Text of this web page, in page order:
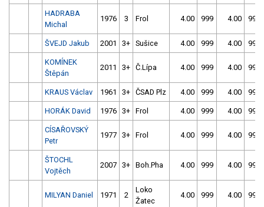
HADRABA
Michal
1976 3 Frol 4.00 999 4.00 999
ŠVEJD Jakub 2001 3+ Sušice 4.00 999 4.00 999
KOMÍNEK
Štěpán
2011 3+ Č.Lípa 4.00 999 4.00 999
KRAUS Václav 1961 3+ ČSAD Plz 4.00 999 4.00 999
HORÁK David 1976 3+ Frol 4.00 999 4.00 999
CÍSAŘOVSKÝ
Petr
1977 3+ Frol 4.00 999 4.00 999
ŠTOCHL
Vojtěch
2007 3+ Boh.Pha 4.00 999 4.00 999
MILYAN Daniel 1971 2
Loko
Žatec
4.00 999 4.00 999